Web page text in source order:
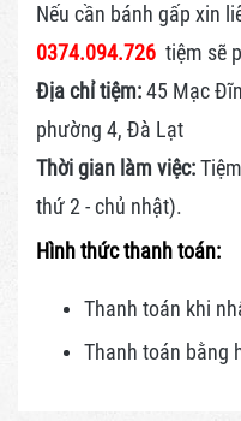
Nếu cần bánh gấp xin
0374.094.726 tiệm sẽ
Địa chỉ tiệm:45 Mạc
phường 4, Đà Lạt
Thời gian làm việc:
thứ 2 - chủ nhật).
Hình thức thanh toán:
Thanh toán khi
Thanh toán bằng